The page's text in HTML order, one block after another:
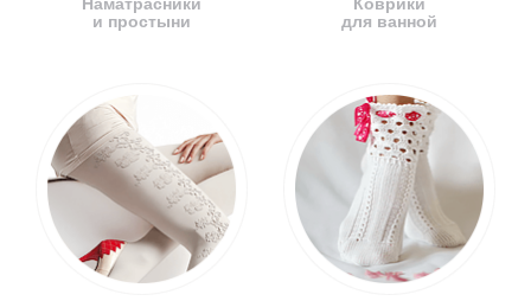
и простыни для ванной